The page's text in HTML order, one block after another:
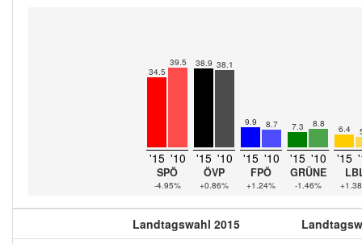
34.5
39.5
'15 '10
SPÖ
-4.95%
38.9 38.1
'15 '10
ÖVP
+0.86%
9.9 8.7
'15 '10
FPÖ
+1.24%
7.3 8.8
'15 '10
GRÜNE
-1.46%
6.4
'15
Landtagswahl 2015